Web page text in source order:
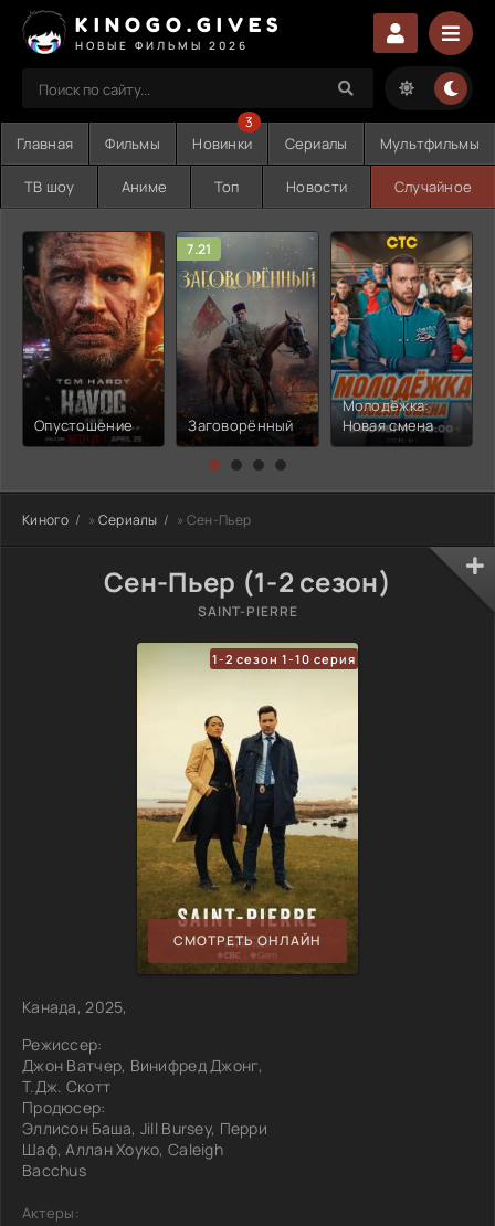
KINOGO.GIVES
НОВЫЕ ФИЛЬМЫ 2026
Главная Фильмы Новинки
3
Сериалы Мультфильмы
ТВ шоу Аниме Топ Новости Случайное
Опустошение
7.21
Заговорённый
Молодёжка:
Новая смена
Киного » Сериалы » Сен-Пьер
Сен-Пьер (1-2 сезон)
SAINT-PIERRE
1-2 сезон 1-10 серия
СМОТРЕТЬ ОНЛАЙН
Канада, 2025,
Режиссер:
Джон Ватчер, Винифред Джонг,
Т.Дж. Скотт
Продюсер:
Эллисон Баша, Jill Bursey, Перри
Шаф, Аллан Хоуко, Caleigh
Bacchus
Актеры: